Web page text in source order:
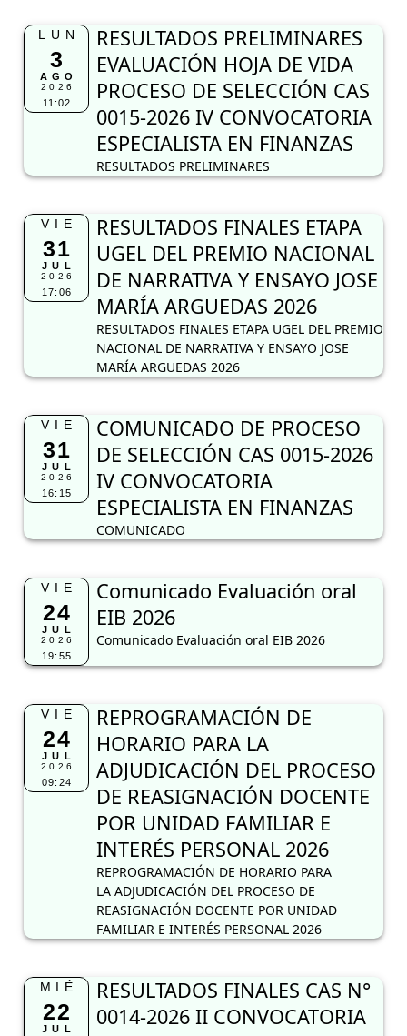
LUN
3
AGO
2026
11:02
RESULTADOS PRELIMINARES
EVALUACIÓN HOJA DE VIDA
PROCESO DE SELECCIÓN CAS
0015-2026 IV CONVOCATORIA
ESPECIALISTA EN FINANZAS
RESULTADOS PRELIMINARES
VIE
31
JUL
2026
17:06
RESULTADOS FINALES ETAPA
UGEL DEL PREMIO NACIONAL
DE NARRATIVA Y ENSAYO JOSE
MARÍA ARGUEDAS 2026
RESULTADOS FINALES ETAPA UGEL DEL PREMIO
NACIONAL DE NARRATIVA Y ENSAYO JOSE
MARÍA ARGUEDAS 2026
VIE
31
JUL
2026
16:15
COMUNICADO DE PROCESO
DE SELECCIÓN CAS 0015-2026
IV CONVOCATORIA
ESPECIALISTA EN FINANZAS
COMUNICADO
VIE
24
JUL
2026
19:55
Comunicado Evaluación oral
EIB 2026
Comunicado Evaluación oral EIB 2026
VIE
24
JUL
2026
09:24
REPROGRAMACIÓN DE
HORARIO PARA LA
ADJUDICACIÓN DEL PROCESO
DE REASIGNACIÓN DOCENTE
POR UNIDAD FAMILIAR E
INTERÉS PERSONAL 2026
REPROGRAMACIÓN DE HORARIO PARA
LA ADJUDICACIÓN DEL PROCESO DE
REASIGNACIÓN DOCENTE POR UNIDAD
FAMILIAR E INTERÉS PERSONAL 2026
MIÉ
22
JUL
RESULTADOS FINALES CAS N°
0014-2026 II CONVOCATORIA